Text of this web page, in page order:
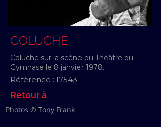
COLUCHE
Coluche sur la scène du Théâtre du
Gymnase le 8 janvier 1978.
Référence : 17543
Retour à
Photos © Tony Frank